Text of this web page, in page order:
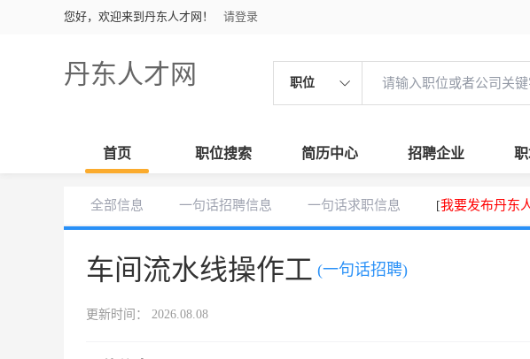
您好，欢迎来到丹东人才网！ 请登录
丹东人才网 职位
首页 职位搜索 简历中心 招聘企业
全部信息 一句话招聘信息 一句话求职信息 [我要发布丹东
车间流水线操作工 (一句话招聘)
更新时间： 2026.08.08